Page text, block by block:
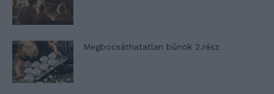
Megbocsáthatatlan bűnök 2.rész